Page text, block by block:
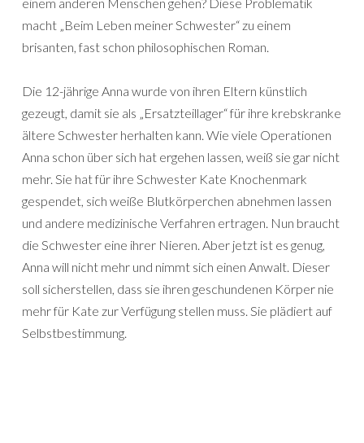
macht „Beim Leben meiner Schwester“ zu einem
brisanten, fast schon philosophischen Roman.
Die 12-jährige Anna wurde von ihren Eltern künstlich
gezeugt, damit sie als „Ersatzteillager“ für ihre krebskranke
ältere Schwester herhalten kann. Wie viele Operationen
Anna schon über sich hat ergehen lassen, weiß sie gar nicht
mehr. Sie hat für ihre Schwester Kate Knochenmark
gespendet, sich weiße Blutkörperchen abnehmen lassen
und andere medizinische Verfahren ertragen. Nun braucht
die Schwester eine ihrer Nieren. Aber jetzt ist es genug,
Anna will nicht mehr und nimmt sich einen Anwalt. Dieser
soll sicherstellen, dass sie ihren geschundenen Körper nie
mehr für Kate zur Verfügung stellen muss. Sie plädiert auf
Selbstbestimmung.